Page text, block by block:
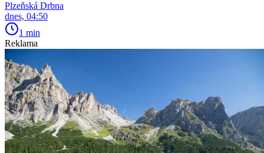
Plzeňská Drbna
dnes, 04:50
1 min
Reklama